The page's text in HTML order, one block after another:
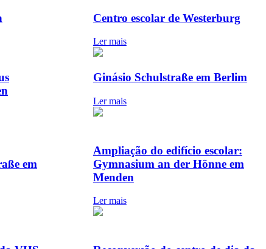
Centro escolar de Westerburg
Ler mais
Ginásio Schulstraße em Berlim
Ler mais
em
Ampliação do edifício escolar:
Gymnasium an der Hönne em
Menden
Ler mais